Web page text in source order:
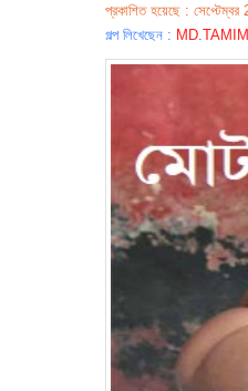
প্রকাশিত হয়েছে :
গল্প লিখেছেন :